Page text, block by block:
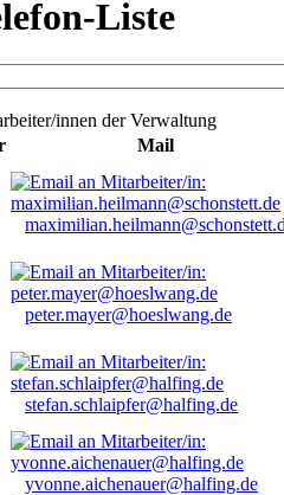
Liste
innen der Verwaltung
Mail
peter.mayer@hoeslwang.de
stefan.schlaipfer@halfing.de
yvonne.aichenauer@halfing.de